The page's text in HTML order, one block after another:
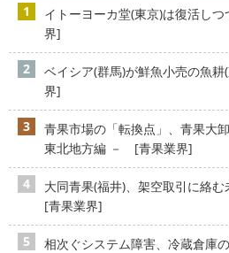
イトーヨーカ堂(東京)は復活し
界]
ベイシア(群馬)が鮮魚小売の魚
界]
青果市場の「転換点」、青果大
東北地方編 － [青果業界]
大同青果(福井)、架空取引に絡
[青果業界]
相次ぐシステム障害、冷蔵倉庫